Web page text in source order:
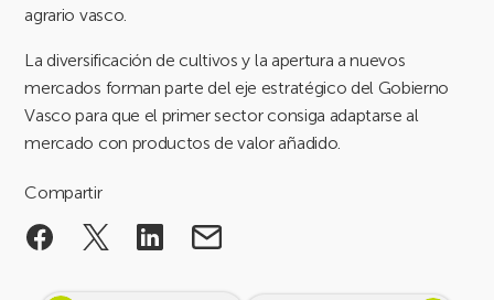
agrario vasco.
La diversificación de cultivos y la apertura a nuevos
mercados forman parte del eje estratégico del Gobierno
Vasco para que el primer sector consiga adaptarse al
mercado con productos de valor añadido.
Compartir